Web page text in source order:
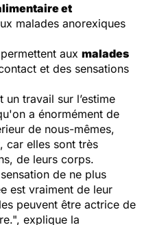
et
malades anorexiques
aux malades
et des sensations
un travail sur l’estime
a énormément de
de nous-mêmes,
car elles sont très
de leurs corps.
de ne plus
est vraiment de leur
peuvent être actrice de
explique la